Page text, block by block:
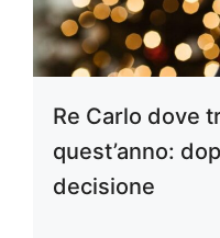
Re Carlo dove
quest’anno:
decisione